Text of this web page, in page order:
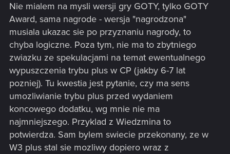
Nie mialem na mysli wersji gry GOTY, tylko GOTY
Award, sama nagrode - wersja "nagrodzona"
musiala ukazac sie po przyznaniu nagrody, to
chyba logiczne. Poza tym, nie ma to zbytniego
zwiazku ze spekulacjami na temat ewentualnego
wypuszczenia trybu plus w CP (jakby 6-7 lat
pozniej). Tu kwestia jest pytanie, czy ma sens
umozliwianie trybu plus przed wydaniem
koncowego dodatku, wg mnie nie ma
najmniejszego. Przyklad z Wiedzmina to
potwierdza. Sam bylem swiecie przekonany, ze w
W3 plus stal sie mozliwy dopiero wraz z